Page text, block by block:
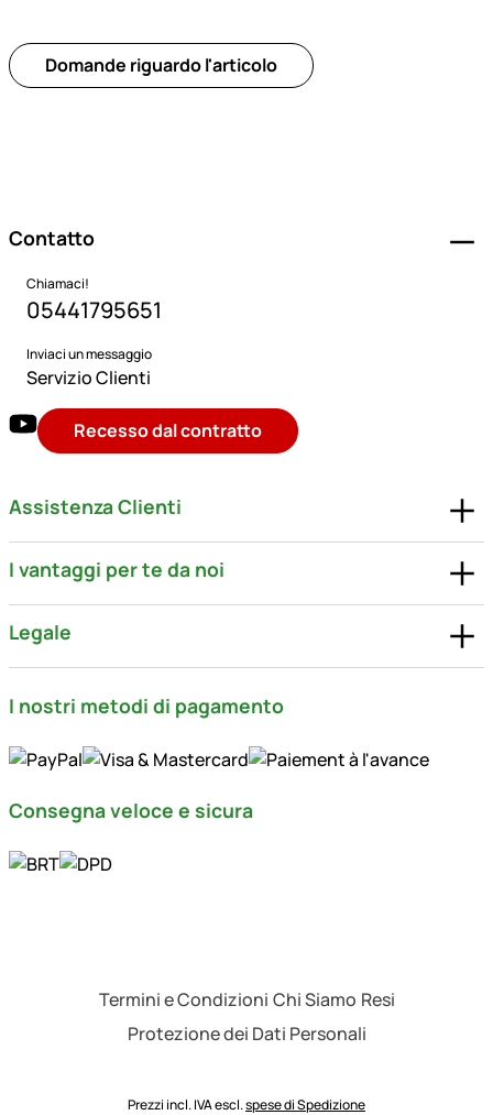
Domande riguardo l'articolo
Contatto
Chiamaci!
05441795651
Inviaci un messaggio
Servizio Clienti
Recesso dal contratto
Assistenza Clienti
I vantaggi per te da noi
Legale
I nostri metodi di pagamento
Consegna veloce e sicura
Termini e Condizioni Chi Siamo Resi
Protezione dei Dati Personali
Prezzi incl. IVA escl.spese di Spedizione